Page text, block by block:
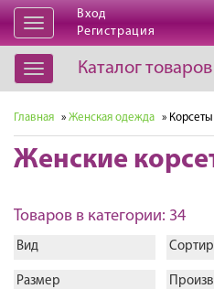
Открыть
навигацию
Вход
Регистрация
Открыть
навигацию
Каталог товаров
Главная » Женская одежда » Корсеты
Женские
Товаров в категории: 34
Вид
Размер